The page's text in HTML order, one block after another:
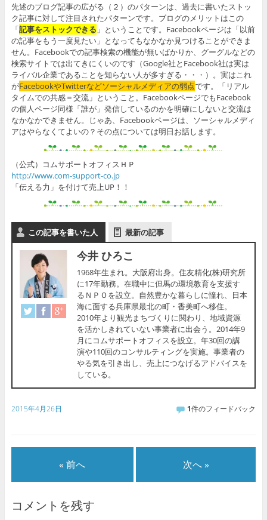
先述のブログ記事の広がる（２）のパターンは、過去に書いたストッ
ク記事に対して注目されたパターンです。ブログのメリットはこの
「記事をストックできる 」ということです。Facebookページは「以前
の記事をもう一度見たい」となってもなかなか見つけることができま
せん。Facebookでの記事検索の機能が無いばかりか、グーグルなどの
検索サイトでは出てきにくいのです（Google社とFacebook社は実は
ライバル企業であることを知らない人が多すぎる・・・）。実はこれ
がFacebookやTwitterなどソーシャルメディアの弱点です。「リアル
タイムでの共感＝交流」ということ。FacebookページでもFacebook
の個人ページ同様「誰が」発信しているのかを明確にしないと交流は
なかなかできません。じゃあ、Facebookページは、ソーシャルメディ
アはやらなくてよいの？その点については明日お話します。
（公式）コムサポートオフィスＨＰ
http://www.com-support-co.jp
「伝える力」を付けて売上UP！！
この記事を書いた人 最新の記事
今井 ひろこ
1968年生まれ。大阪府出身。住友精化(株)研究所
に17年勤務。在職中に但馬の環境教育を支援す
るＮＰＯを設立。自然豊かな暮らしに憧れ、日本
海に面する兵庫県最北の町・香美町へ移住。
2010年より観光まちづくりに関わり、地域資源
を活かしきれていない事業者に出会う。2014年9
月にコムサポートオフィスを設立。年30回の講
演や110回のコンサルティングを実施。事業者の
やる気を引き出し、売上につなげるアドバイスを
している。
2015年4月26日 1件のフィードバック
« 前へ 次へ »
コメントを残す